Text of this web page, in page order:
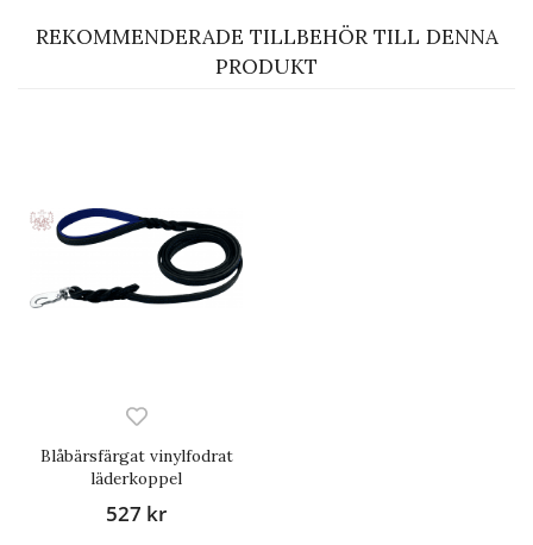
REKOMMENDERADE TILLBEHÖR TILL DENNA
PRODUKT
Blåbärsfärgat vinylfodrat
läderkoppel
527 kr